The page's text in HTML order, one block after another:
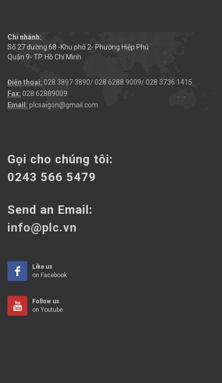
Chi nhánh:
Số 27 đường 68 -Khu phố 2- Phường Hiệp Phú
Quận 9- TP. Hồ Chí Minh
Điện thoại: 028 3897 3890/ 028 6288 9009/ 028 3736 1415
Fax: 028.62889009
Email: plcsaigon@gmail.com
Gọi cho chúng tôi:
0243 566 5479
Send an Email:
info@plc.vn
Like us
on Facebook
Follow us
on Youtube